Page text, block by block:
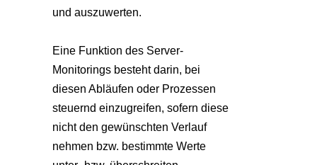
und auszuwerten.
Eine Funktion des Server-
Monitorings besteht darin, bei
diesen Abläufen oder Prozessen
steuernd einzugreifen, sofern diese
nicht den gewünschten Verlauf
nehmen bzw. bestimmte Werte